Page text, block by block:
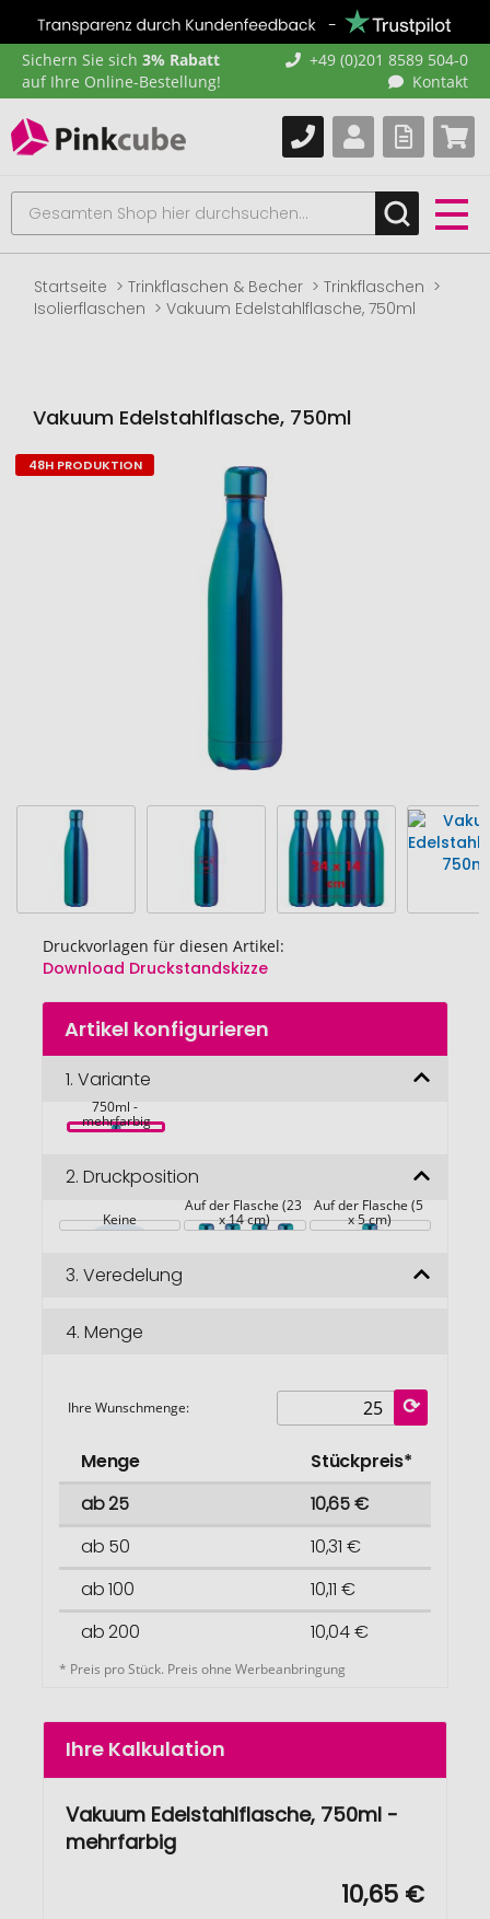
Sichern Sie sich 3% Rabatt
auf Ihre Online-Bestellung!
+49 (0)201 8589 504-0
Kontakt
Startseite Trinkflaschen & Becher
Trinkflaschen
Isolierflaschen
Vakuum Edelstahlflasche, 750ml
Vakuum Edelstahlflasche, 750ml
Zum
Druckvorlagen für diesen Artikel:
Download Druckstandskizze
Zum
Anfang
Bildgalerie
48H PRODUKTION
Artikel konfigurieren
1. Variante
Vakuum
750ml -
mehrfarbig
2. Druckposition
Keine
Auf der Flasche (23
x 14 cm)
Auf der Flasche (5
x 5 cm)
3. Veredelung
4. Menge
Ihre Wunschmenge:
Menge
Stückpreis*
ab 25
10,65 €
ab 50
10,31 €
ab 100
10,11 €
ab 200
10,04 €
* Preis pro Stück. Preis ohne Werbeanbringung
Ihre Kalkulation
Vakuum Edelstahlflasche, 750ml -
mehrfarbig
10,65 €